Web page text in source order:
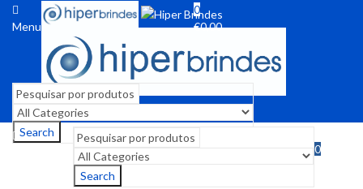
Menu
0
€0,00
Search
Search
0